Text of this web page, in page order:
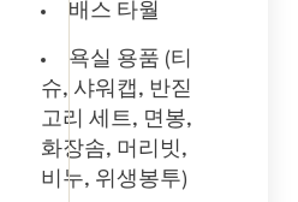
배스 타월
욕실 용품 (티
슈, 샤워캡, 반짇
고리 세트, 면봉,
화장솜, 머리빗,
비누, 위생봉투)